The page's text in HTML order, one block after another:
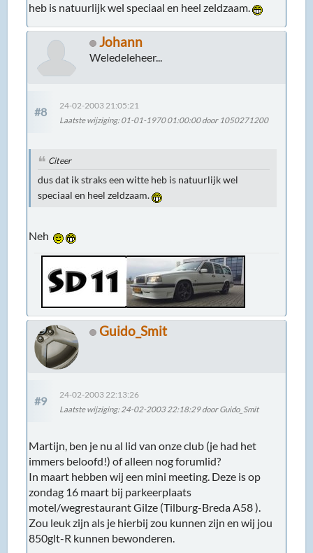
heb is natuurlijk wel speciaal en heel zeldzaam.
Johann
Weledeleheer...
#8
24-02-2003 21:05:21
Laatste wijziging: 01-01-1970 01:00:00 door 1050271200
Citeer
dus dat ik straks een witte heb is natuurlijk wel
speciaal en heel zeldzaam.
Neh
Guido_Smit
#9
24-02-2003 22:13:26
Laatste wijziging: 24-02-2003 22:18:29 door Guido_Smit
Martijn, ben je nu al lid van onze club (je had het
immers beloofd!) of alleen nog forumlid?
In maart hebben wij een mini meeting. Deze is op
zondag 16 maart bij parkeerplaats
motel/wegrestaurant Gilze (Tilburg-Breda A58 ).
Zou leuk zijn als je hierbij zou kunnen zijn en wij jou
850glt-R kunnen bewonderen.